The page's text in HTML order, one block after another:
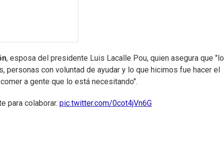
, esposa del presidente Luis Lacalle Pou, quien asegura que "lo
con voluntad de ayudar y lo que hicimos fue hacer el
a gente que lo está necesitando".
para colaborar. pic.twitter.com/0cot4jVn6G